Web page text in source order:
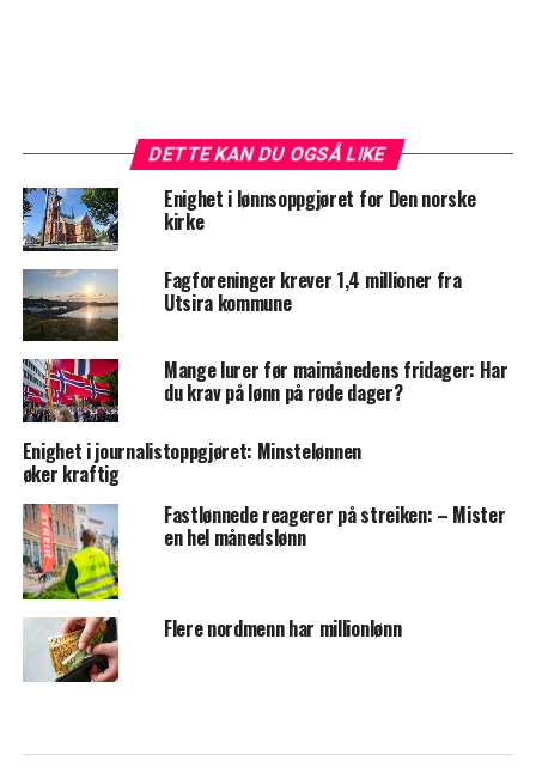
DETTE KAN DU OGSÅ LIKE
Enighet i lønnsoppgjøret for Den norske
kirke
Fagforeninger krever 1,4 millioner fra
Utsira kommune
Mange lurer før maimånedens fridager: Har
du krav på lønn på røde dager?
Enighet i journalistoppgjøret: Minstelønnen
øker kraftig
Fastlønnede reagerer på streiken: – Mister
en hel månedslønn
Flere nordmenn har millionlønn